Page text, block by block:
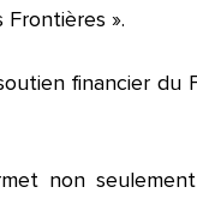
Frontières ».
financier du
non